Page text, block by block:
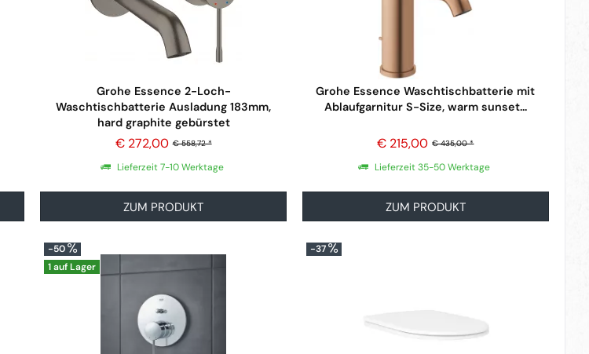
Grohe Essence 2-Loch-
Waschtischbatterie Ausladung 183mm,
hard graphite gebürstet
€ 558,72 *
€ 272,00
Lieferzeit 7-10 Werktage
ZUM PRODUKT
Grohe Essence Waschtischbatterie mit
Ablaufgarnitur S-Size, warm sunset...
€ 435,00 *
€ 215,00
Lieferzeit 35-50 Werktage
ZUM PRODUKT
-50
1 auf Lager
-37